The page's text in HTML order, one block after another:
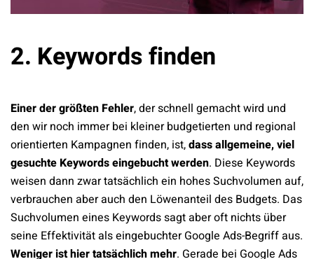
2. Keywords finden
Einer der größten Fehler, der schnell gemacht wird und
den wir noch immer bei kleiner budgetierten und regional
orientierten Kampagnen finden, ist,dass allgemeine, viel
gesuchte Keywords eingebucht werden. Diese Keywords
weisen dann zwar tatsächlich ein hohes Suchvolumen auf,
verbrauchen aber auch den Löwenanteil des Budgets. Das
Suchvolumen eines Keywords sagt aber oft nichts über
seine Effektivität als eingebuchter Google Ads-Begriff aus.
Weniger ist hier tatsächlich mehr. Gerade bei Google Ads